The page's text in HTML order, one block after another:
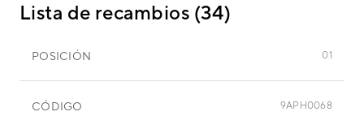
Lista de recambios (34)
POSICIÓN 01
CÓDIGO 9APH0068